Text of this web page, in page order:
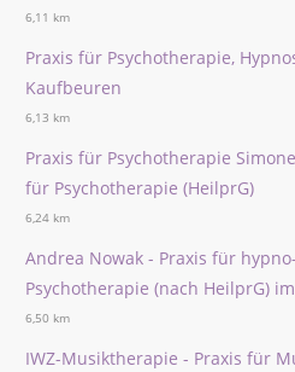
6,11 km
Praxis für Psychotherapie,
Kaufbeuren
6,13 km
Praxis für Psychotherapie
für Psychotherapie (HeilprG)
6,24 km
Andrea Nowak - Praxis für
Psychotherapie (nach HeilprG)
6,50 km
IWZ-Musiktherapie - Praxis für